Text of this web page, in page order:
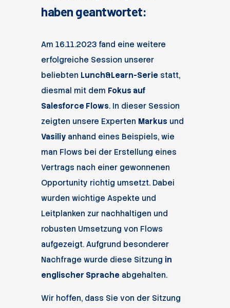
haben geantwortet:
Am 16.11.2023 fand eine weitere
erfolgreiche Session unserer
beliebten Lunch&Learn-Serie statt,
diesmal mit dem Fokus auf
Salesforce Flows. In dieser Session
zeigten unsere Experten Markus und
Vasiliy anhand eines Beispiels, wie
man Flows bei der Erstellung eines
Vertrags nach einer gewonnenen
Opportunity richtig umsetzt. Dabei
wurden wichtige Aspekte und
Leitplanken zur nachhaltigen und
robusten Umsetzung von Flows
aufgezeigt. Aufgrund besonderer
Nachfrage wurde diese Sitzung in
englischer Sprache abgehalten.
Wir hoffen, dass Sie von der Sitzung